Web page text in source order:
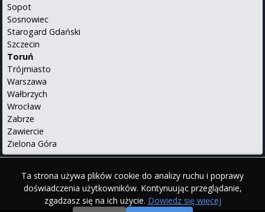
Ta strona używa plików cookie do analizy ruchu i poprawy
doświadczenia użytkowników. Kontynuując przeglądanie,
zgadzasz się na ich użycie. Dowiedz się więcej
Sopot
Sosnowiec
Starogard Gdański
Szczecin
Toruń
Trójmiasto
Warszawa
Wałbrzych
Wrocław
Zabrze
Zawiercie
Zielona Góra
O serwisie•Polityka prywatności•Kontakt•iPhone•Android
English